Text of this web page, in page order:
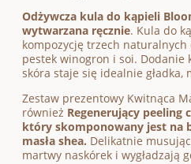
Odżywcza kula do kąpieli
wytwarzana ręcznie. Kula do
kompozycję trzech
pestek winogron i soi. Dodanie
skóra staje się idealnie gładka,
Zestaw prezentowy Kwitnąca
również Regenerujący peeling
który skomponowany jest na
masła shea. Delikatnie
martwy naskórek i wygładzają